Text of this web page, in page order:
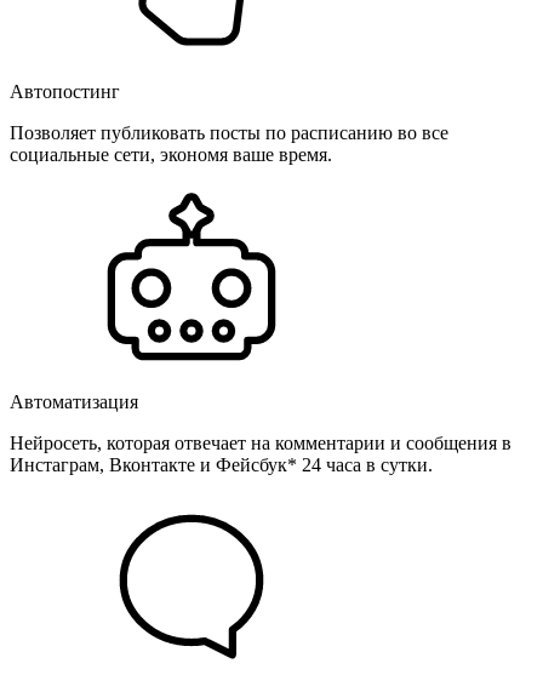
Автопостинг
Позволяет публиковать посты по расписанию во все
социальные сети, экономя ваше время.
Автоматизация
Нейросеть, которая отвечает на комментарии и сообщения в
Инстаграм, Вконтакте и Фейсбук* 24 часа в сутки.